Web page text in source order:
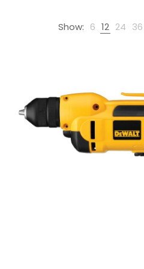
Show: 6 12 24 36